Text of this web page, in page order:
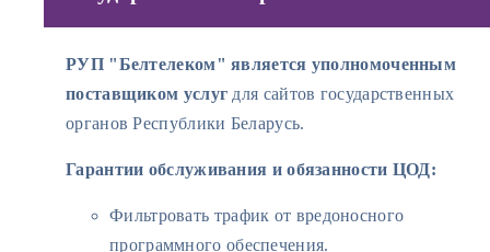
РУП "Белтелеком" является уполномоченным
поставщиком услуг для сайтов государственных
органов Республики Беларусь.
Гарантии обслуживания и обязанности ЦОД:
Фильтровать трафик от вредоносного
программного обеспечения.